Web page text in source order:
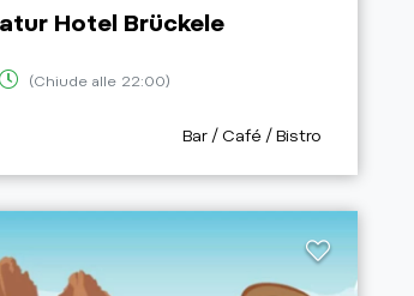
Hotel Brückele
(Chiude alle 22:00)
aria.poi_category_prefix
Bar / Café / Bistro